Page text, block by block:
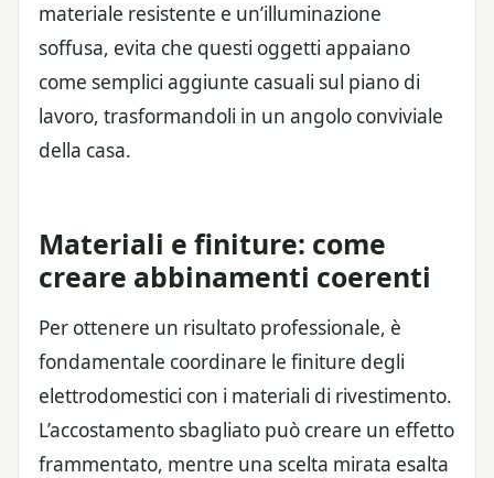
materiale resistente e un’illuminazione
soffusa, evita che questi oggetti appaiano
come semplici aggiunte casuali sul piano di
lavoro, trasformandoli in un angolo conviviale
della casa.
Materiali e finiture: come
creare abbinamenti coerenti
Per ottenere un risultato professionale, è
fondamentale coordinare le finiture degli
elettrodomestici con i materiali di rivestimento.
L’accostamento sbagliato può creare un effetto
frammentato, mentre una scelta mirata esalta